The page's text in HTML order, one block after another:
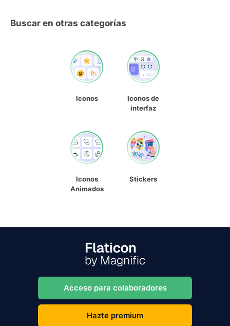
Buscar en otras categorías
Iconos
Iconos de
interfaz
Iconos
Animados
Stickers
Acceso para colaboradores
Hazte premium